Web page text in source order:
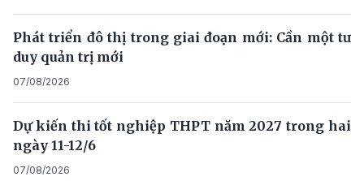
Phát triển đô thị trong giai đoạn mới: Cần một tư
duy quản trị mới
07/08/2026
Dự kiến thi tốt nghiệp THPT năm 2027 trong hai
ngày 11-12/6
07/08/2026